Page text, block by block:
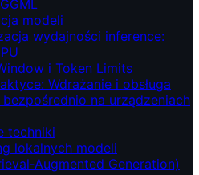
modeli
wydajności inference:
i Token Limits
Wdrażanie i obsługa
na urządzeniach
techniki
lokalnych modeli
Generation)